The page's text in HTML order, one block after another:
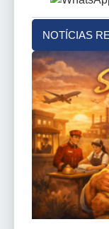
NOTÍCIAS